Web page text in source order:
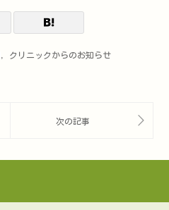
クリニックからのお知らせ